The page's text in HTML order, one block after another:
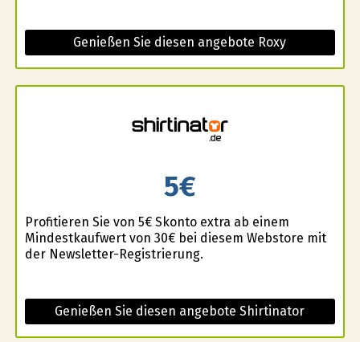
Genießen Sie diesen angebote Roxy
5€
Profitieren Sie von 5€ Skonto extra ab einem
Mindestkaufwert von 30€ bei diesem Webstore mit
der Newsletter-Registrierung.
Genießen Sie diesen angebote Shirtinator